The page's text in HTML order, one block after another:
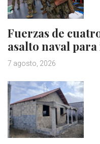
Fuerzas de
asalto naval
7 agosto, 2026